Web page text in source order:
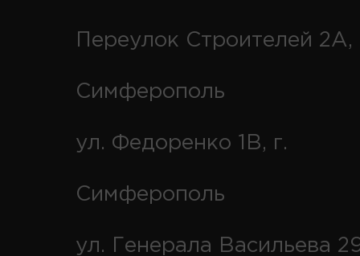
Переулок Строителей 2А,
Симферополь
ул. Федоренко 1В, г.
Симферополь
ул. Генерала Васильева